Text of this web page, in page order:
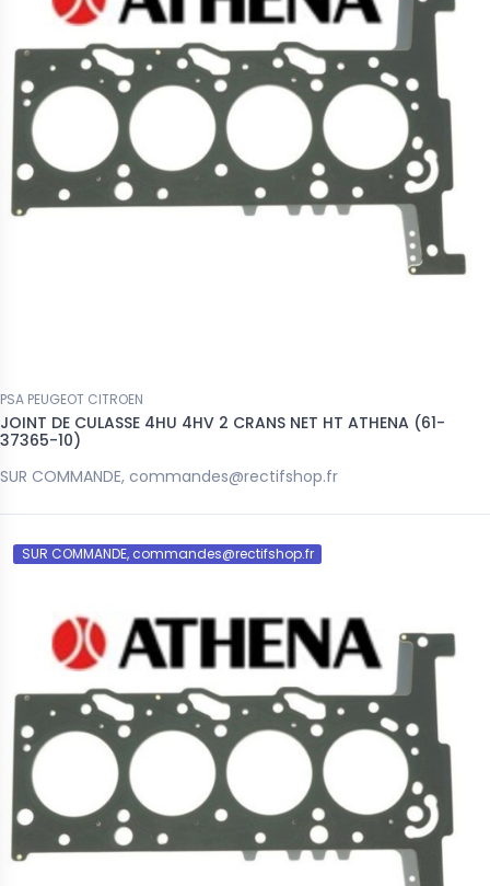
PSA PEUGEOT CITROEN
JOINT DE CULASSE 4HU 4HV 2 CRANS NET HT ATHENA (61-
37365-10)
SUR COMMANDE, commandes@rectifshop.fr
SUR COMMANDE, commandes@rectifshop.fr